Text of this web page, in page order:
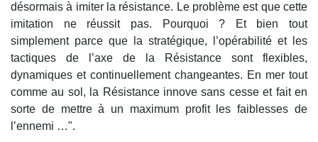
désormais à imiter la résistance. Le problème est que cette
imitation ne réussit pas. Pourquoi ? Et bien tout
simplement parce que la stratégique, l’opérabilité et les
tactiques de l’axe de la Résistance sont flexibles,
dynamiques et continuellement changeantes. En mer tout
comme au sol, la Résistance innove sans cesse et fait en
sorte de mettre à un maximum profit les faiblesses de
l’ennemi …".